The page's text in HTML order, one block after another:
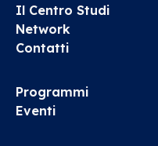
Il Centro Studi
Network
Contatti
Programmi
Eventi